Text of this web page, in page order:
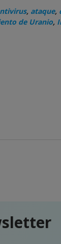
, ataque,
de Uranio,